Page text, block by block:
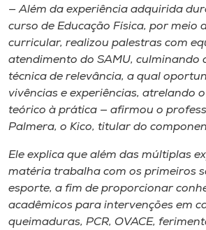
— Além da experiência adquirida
curso de Educação Física, por meio
curricular, realizou palestras com
atendimento do SAMU, culminando
técnica de relevância, a qual
vivências e experiências, atrelando
teórico à prática — afirmou o
Palmera, o Kico, titular do
Ele explica que além das múltiplas
matéria trabalha com os primeiros
esporte, a fim de proporcionar
acadêmicos para intervenções em
queimaduras, PCR, OVACE,